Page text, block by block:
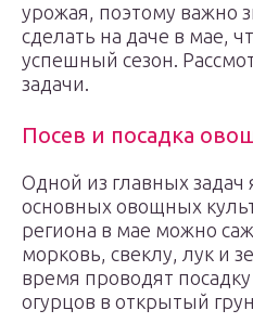
урожая, поэтому важно
сделать на даче в мае,
успешный сезон.
задачи.
Посев и посадка
Одной из главных задач
основных овощных
региона в мае можно
морковь, свеклу, лук и
время проводят
огурцов в открытый